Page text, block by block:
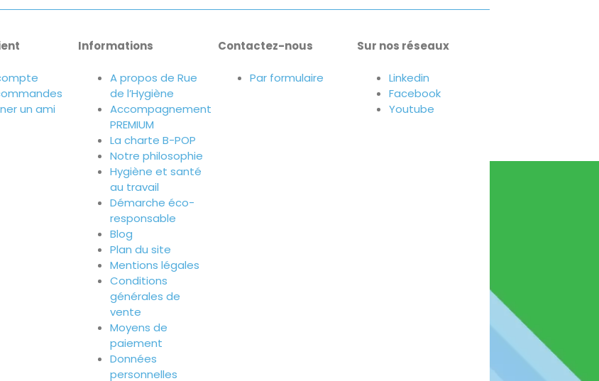
un ami
Informations
A propos de Rue
de l’Hygiène
Accompagnement
PREMIUM
La charte B-POP
Notre philosophie
Hygiène et santé
au travail
Démarche éco-
responsable
Blog
Plan du site
Mentions légales
Conditions
générales de
vente
Moyens de
paiement
Données
personnelles
Contactez-nous
Par formulaire
Sur nos réseaux
Linkedin
Facebook
Youtube